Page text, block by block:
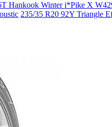
Hankook Winter i*Pike X
235/35 R20 92Y Triangle